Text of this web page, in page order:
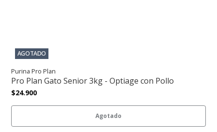
AGOTADO
Purina Pro Plan
Pro Plan Gato Senior 3kg - Optiage con Pollo
$24.900
Agotado